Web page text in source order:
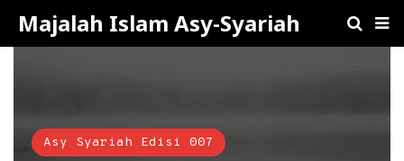
Majalah Islam Asy-Syariah
Asy Syariah Edisi 007